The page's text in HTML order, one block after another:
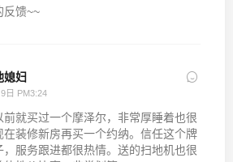
反馈~~
媳妇
日 PM3:24
前就买过一个摩泽尔，非常厚睡着也很
在装修新房再买一个约纳。信任这个牌
，服务跟进都很热情。送的扫地机也很